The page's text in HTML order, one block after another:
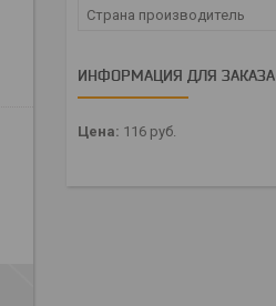
Страна производитель
ИНФОРМАЦИЯ ДЛЯ ЗАКАЗА
Цена: 116 руб.